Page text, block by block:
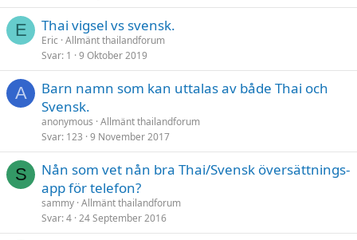
E Thai vigsel vs svensk.
Eric Allmänt thailandforum
Svar 1 9 Oktober 2019
A
Barn namn som kan uttalas av både Thai och
Svensk.
anonymous Allmänt thailandforum
Svar 123 9 November 2017
S
Nån som vet nån bra Thai/Svensk översättnings-
app för telefon?
sammy Allmänt thailandforum
Svar 4 24 September 2016